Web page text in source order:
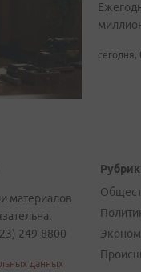
сегодня,
материалов
249-8800
данных